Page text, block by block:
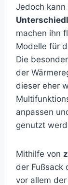
Jedoch kann
machen ihn
Modelle für
Die
der
dieser eher
anpassen
genutzt
Mithilfe von
der Fußsack
vor allem